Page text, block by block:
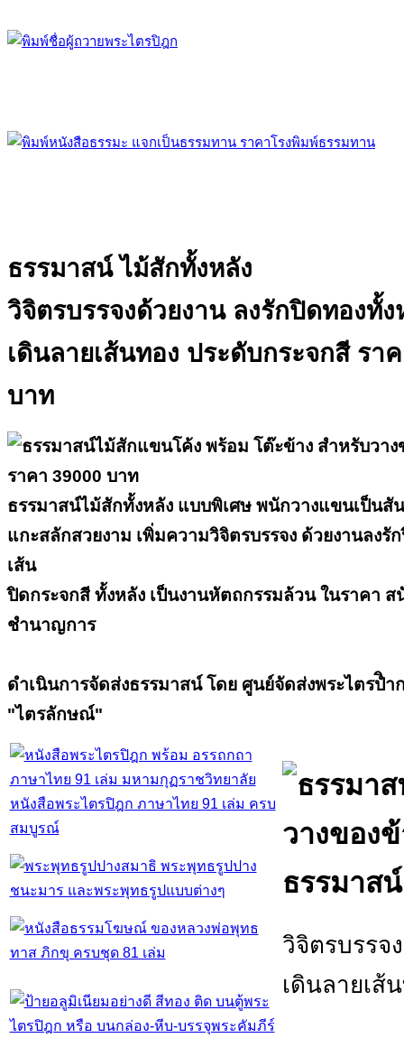
ธรรมาสน์ ไม้สักทั้งหลัง
วิจิตรบรรจงด้วยงาน ลงรักปิดทองทั้ง
เดินลายเส้นทอง ประดับกระจกสีราค
บาท
ธรรมาสน์ไม้สักทั้งหลัง แบบพิเศษ พนักวางแขนเป็นสั
แกะสลักสวยงาม เพิ่มความวิจิตรบรรจง ด้วยงานลงรั
เส้น
ปิดกระจกสี ทั้งหลัง เป็นงานหัตถกรรมล้วน ในราคา
ชำนาญการ
ดำเนินการจัดส่งธรรมาสน์ โดย ศูนย์จัดส่งพระไตรปิำ
"ไตรลักษณ์"
หนังสือพระไตรปิฎก ภาษาไทย 91 เล่ม ครบ
สมบูรณ์
ธรรมาส
วิจิตรบรรจ
เดินลายเส้